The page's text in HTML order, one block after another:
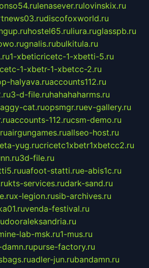
lenasever.rulovinskix.ru
discofoxworld.ru
hostel65.ruliura.ruglasspb.ru
gnalis.rubulkitula.ru
1-xbeticricetc-1-xbetti-5.ru
1-xbetr-1-xbetcc-2.ru
halyava.ruaccounts112.ru
3-d-file.ruhahahaharms.ru
cat.ruopsmgr.ruev-gallery.ru
accounts-112.rucsm-demo.ru
airgungames.ruallseo-host.ru
yug.rucricetc1xbetr1xbetcc2.ru
3d-file.ru
uafoot-statti.rue-abis1c.ru
kts-services.rudark-sand.ru
x-legion.rusib-archives.ru
venda-festival.ru
dooraleksandria.ru
lab-msk.ru1-mus.ru
purse-factory.ru
adler-jun.rubandamn.ru